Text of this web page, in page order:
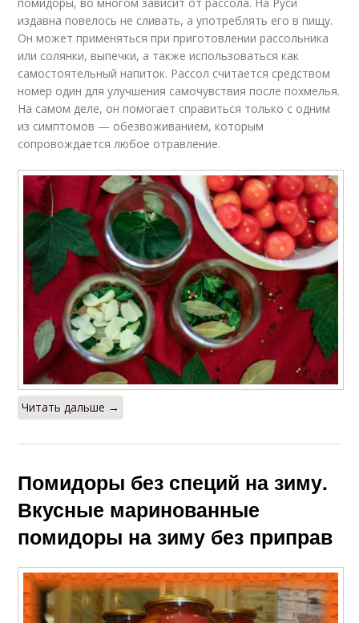
издавна повелось не сливать, а употреблять его в пищу.
Он может применяться при приготовлении рассольника
или солянки, выпечки, а также использоваться как
самостоятельный напиток. Рассол считается средством
номер один для улучшения самочувствия после похмелья.
На самом деле, он помогает справиться только с одним
из симптомов — обезвоживанием, которым
сопровождается любое отравление.
Читать дальше →
Помидоры без специй на зиму.
Вкусные маринованные
помидоры на зиму без приправ